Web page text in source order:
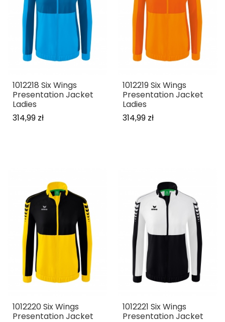
1012218 Six Wings
Presentation Jacket
Ladies
314,99 zł
1012219 Six Wings
Presentation Jacket
Ladies
314,99 zł
1012220 Six Wings
Presentation Jacket
1012221 Six Wings
Presentation Jacket